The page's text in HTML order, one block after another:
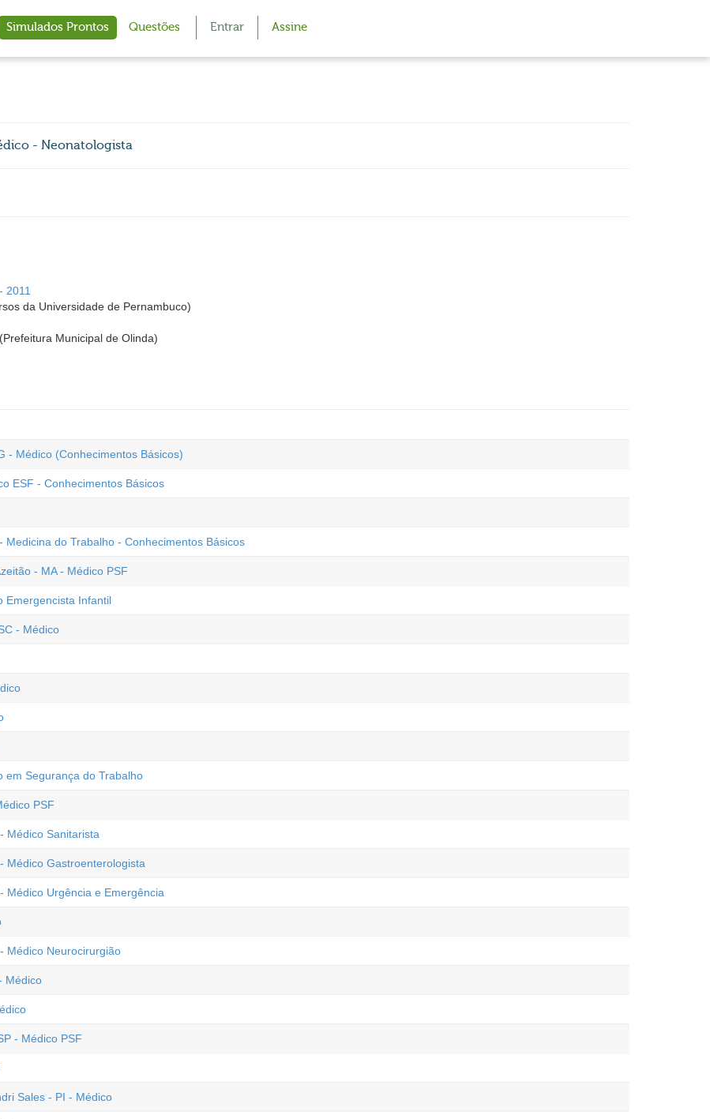
Simulados Prontos Questões Entrar Assine
- Neonatologista
2011
da Universidade de Pernambuco)
Municipal de Olinda)
- Médico (Conhecimentos Básicos)
ESF - Conhecimentos Básicos
do Trabalho - Conhecimentos Básicos
- MA - Médico PSF
Emergencista Infantil
- Médico
em Segurança do Trabalho
PSF
Médico Sanitarista
Médico Gastroenterologista
Médico Urgência e Emergência
Médico Neurocirurgião
Médico
- Médico PSF
Sales - PI - Médico